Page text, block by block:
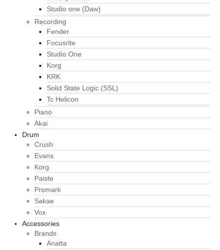
Studio one (Daw)
Recording
Fender
Focusrite
Studio One
Korg
KRK
Solid State Logic (SSL)
Tc Helicon
Piano
Akai
Drum
Crush
Evans
Korg
Paiste
Promark
Sakae
Vox
Accessories
Brands
Anatta